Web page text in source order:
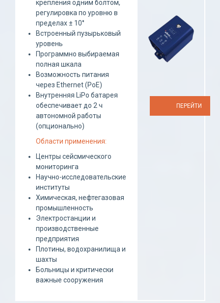
крепления одним болтом,
регулировка по уровню в
пределах ± 10°
Встроенный пузырьковый
уровень
Программно выбираемая
полная шкала
Возможность питания
через Ethernet (PoE)
Внутренняя LiPo батарея
обеспечивает до 2 ч
автономной работы
(опционально)
Области применения:
Центры сейсмического
мониторинга
Научно-исследовательские
институты
Химическая, нефтегазовая
промышленность
Электростанции и
производственные
предприятия
Плотины, водохранилища и
шахты
Больницы и критически
важные сооружения
ПЕРЕЙТИ